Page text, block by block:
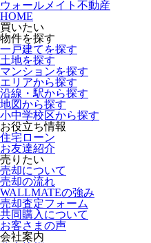
ウォールメイト不動産
HOME
買いたい
物件を探す
一戸建てを探す
土地を探す
マンションを探す
エリアから探す
沿線・駅から探す
地図から探す
小中学校区から探す
お役立ち情報
住宅ローン
お友達紹介
売りたい
売却について
売却の流れ
WALLMATEの強み
売却査定フォーム
共同購入について
お客さまの声
会社案内